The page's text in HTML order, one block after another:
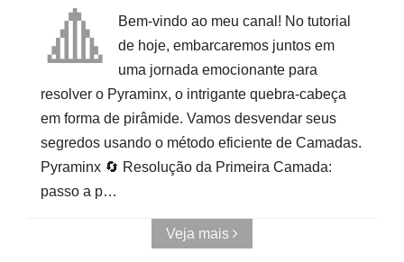
🔺
Bem-vindo ao meu canal! No tutorial
de hoje, embarcaremos juntos em
uma jornada emocionante para
resolver o Pyraminx, o intrigante quebra-cabeça
em forma de pirâmide. Vamos desvendar seus
segredos usando o método eficiente de Camadas.
Pyraminx 🔄 Resolução da Primeira Camada:
passo a p…
Veja mais